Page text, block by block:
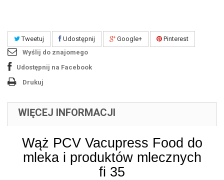
Tweetuj Udostępnij Google+
Pinterest
Wyślij do znajomego
Udostępnij na Facebook
Drukuj
WIĘCEJ INFORMACJI
Wąż PCV Vacupress Food do
mleka i produktów mlecznych
fi 35